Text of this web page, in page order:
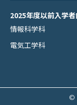
2025年度以前入学者
情報科学科
電気工学科
©